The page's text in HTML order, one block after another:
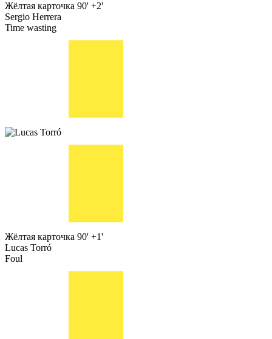
Жёлтая карточка 90' +2'
Sergio Herrera
Time wasting
Жёлтая карточка 90' +1'
Lucas Torró
Foul